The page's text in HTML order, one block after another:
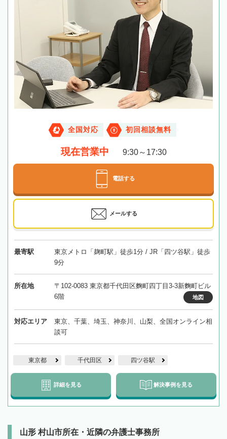
全国対応 初回相談無料
現在営業中 9:30～17:30
電話する
メールする
最寄駅
東京メトロ「麹町駅」徒歩1分 / JR「四ツ谷駅」徒歩
9分
所在地
〒102-0083 東京都千代田区麴町四丁目3-3新麴町ビル
6階
地図
対応エリア
東京、千葉、埼玉、神奈川、山梨、全国オンライン相
談可
東京都 千代田区 四ツ谷駅
詳細を見る 解決事例を見る
山形 村山市所在・近隣の弁護士事務所